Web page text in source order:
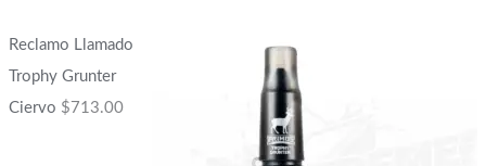
Reclamo Llamado
Trophy Grunter
Ciervo $ 713.00